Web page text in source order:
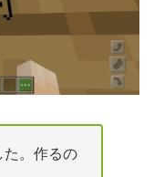
た。作るの